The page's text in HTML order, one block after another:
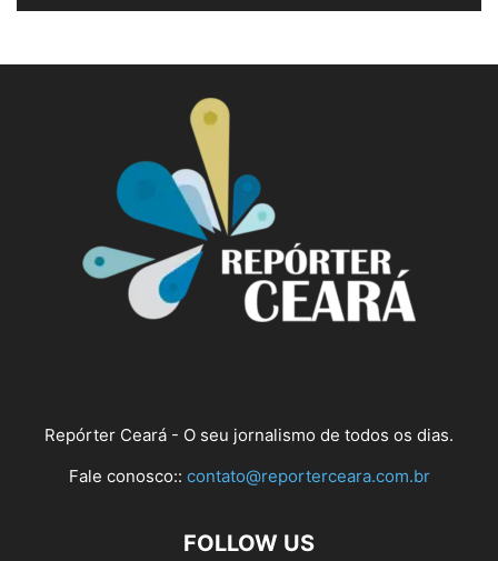
Repórter Ceará - O seu jornalismo de todos os dias.
Fale conosco:: contato@reporterceara.com.br
FOLLOW US